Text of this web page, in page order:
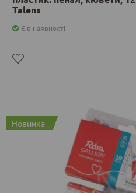
Talens
Є в наявності
Новинка